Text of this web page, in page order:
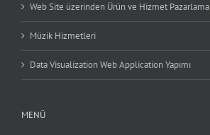
Web Site üzerinden Ürün ve Hizmet Pazarlama
Müzik Hizmetleri
Data Visualization Web Application Yapımı
MENÜ